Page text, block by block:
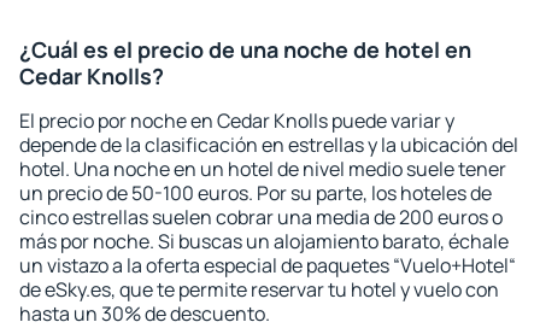
¿Cuál es el precio de una noche de hotel en
Cedar Knolls?
El precio por noche en Cedar Knolls puede variar y
depende de la clasificación en estrellas y la ubicación del
hotel. Una noche en un hotel de nivel medio suele tener
un precio de 50-100 euros. Por su parte, los hoteles de
cinco estrellas suelen cobrar una media de 200 euros o
más por noche. Si buscas un alojamiento barato, échale
un vistazo a la oferta especial de paquetes “Vuelo+Hotel“
de eSky.es, que te permite reservar tu hotel y vuelo con
hasta un 30% de descuento.